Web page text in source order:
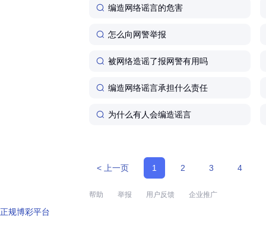
编造网络谣言的危害
怎么向网警举报
被网络造谣了报网警有用吗
编造网络谣言承担什么责任
为什么有人会编造谣言
< 上一页 1 2 3 4
帮助 举报 用户反馈 企业推广
正规博彩平台